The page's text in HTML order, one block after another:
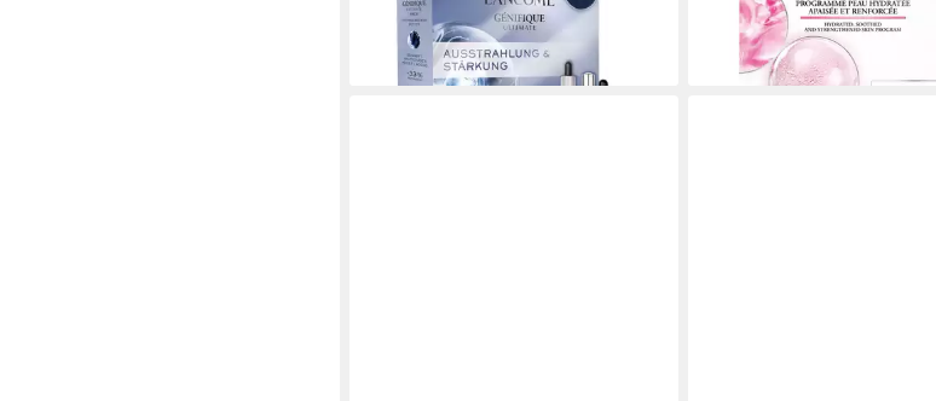
39,99 €
lieferbar - in 7-9 Werktagen bei dir
99,99 €
lieferbar - in 7-9 Werktagen bei dir